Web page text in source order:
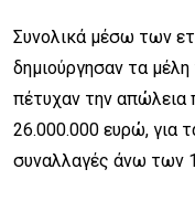
Συνολικά μέσω των
δημιούργησαν τα
πέτυχαν την
26.000.000 ευρώ, για
συναλλαγές άνω των